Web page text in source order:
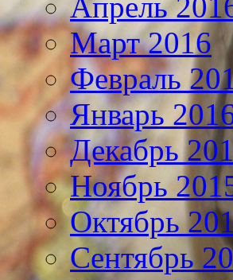
Апрель
Март 2016
Февраль
Январь
Декабрь
Ноябрь
Октябрь
Сентябрь